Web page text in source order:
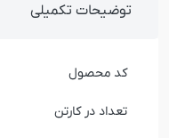
توضیحات تکمیلی
کد محصول
تعداد در کارتن